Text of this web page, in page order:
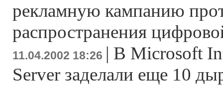
рекламную кампанию
распространения
11.04.2002 18:26 | В Microsoft
Server заделали еще 10